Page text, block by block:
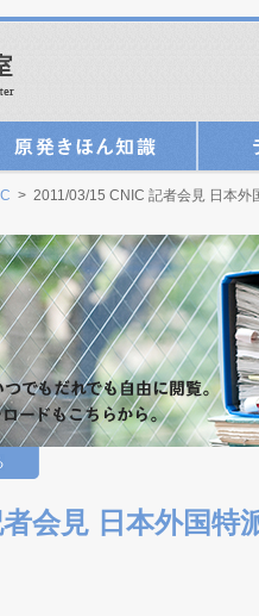
> 2011/03/15 CNIC 記者会見 日本外
会見 日本外国特